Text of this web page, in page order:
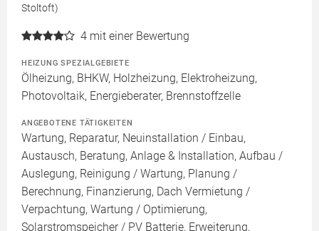
Stoltoft)
4 mit einer Bewertung
HEIZUNG SPEZIALGEBIETE
Ölheizung, BHKW, Holzheizung, Elektroheizung,
Photovoltaik, Energieberater, Brennstoffzelle
ANGEBOTENE TÄTIGKEITEN
Wartung, Reparatur, Neuinstallation / Einbau,
Austausch, Beratung, Anlage & Installation, Aufbau /
Auslegung, Reinigung / Wartung, Planung /
Berechnung, Finanzierung, Dach Vermietung /
Verpachtung, Wartung / Optimierung,
Solarstromspeicher / PV Batterie, Erweiterung,